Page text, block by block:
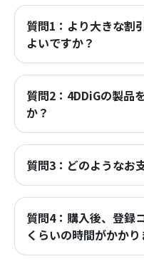
質問1：より大きな割
よいですか？
質問2：4DDiGの製品
か？
質問3：どのようなお
質問4：購入後、登録
くらいの時間がかかり